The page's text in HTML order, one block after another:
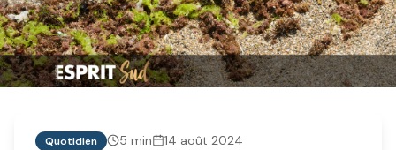
Quotidien 5 min 14 août 2024